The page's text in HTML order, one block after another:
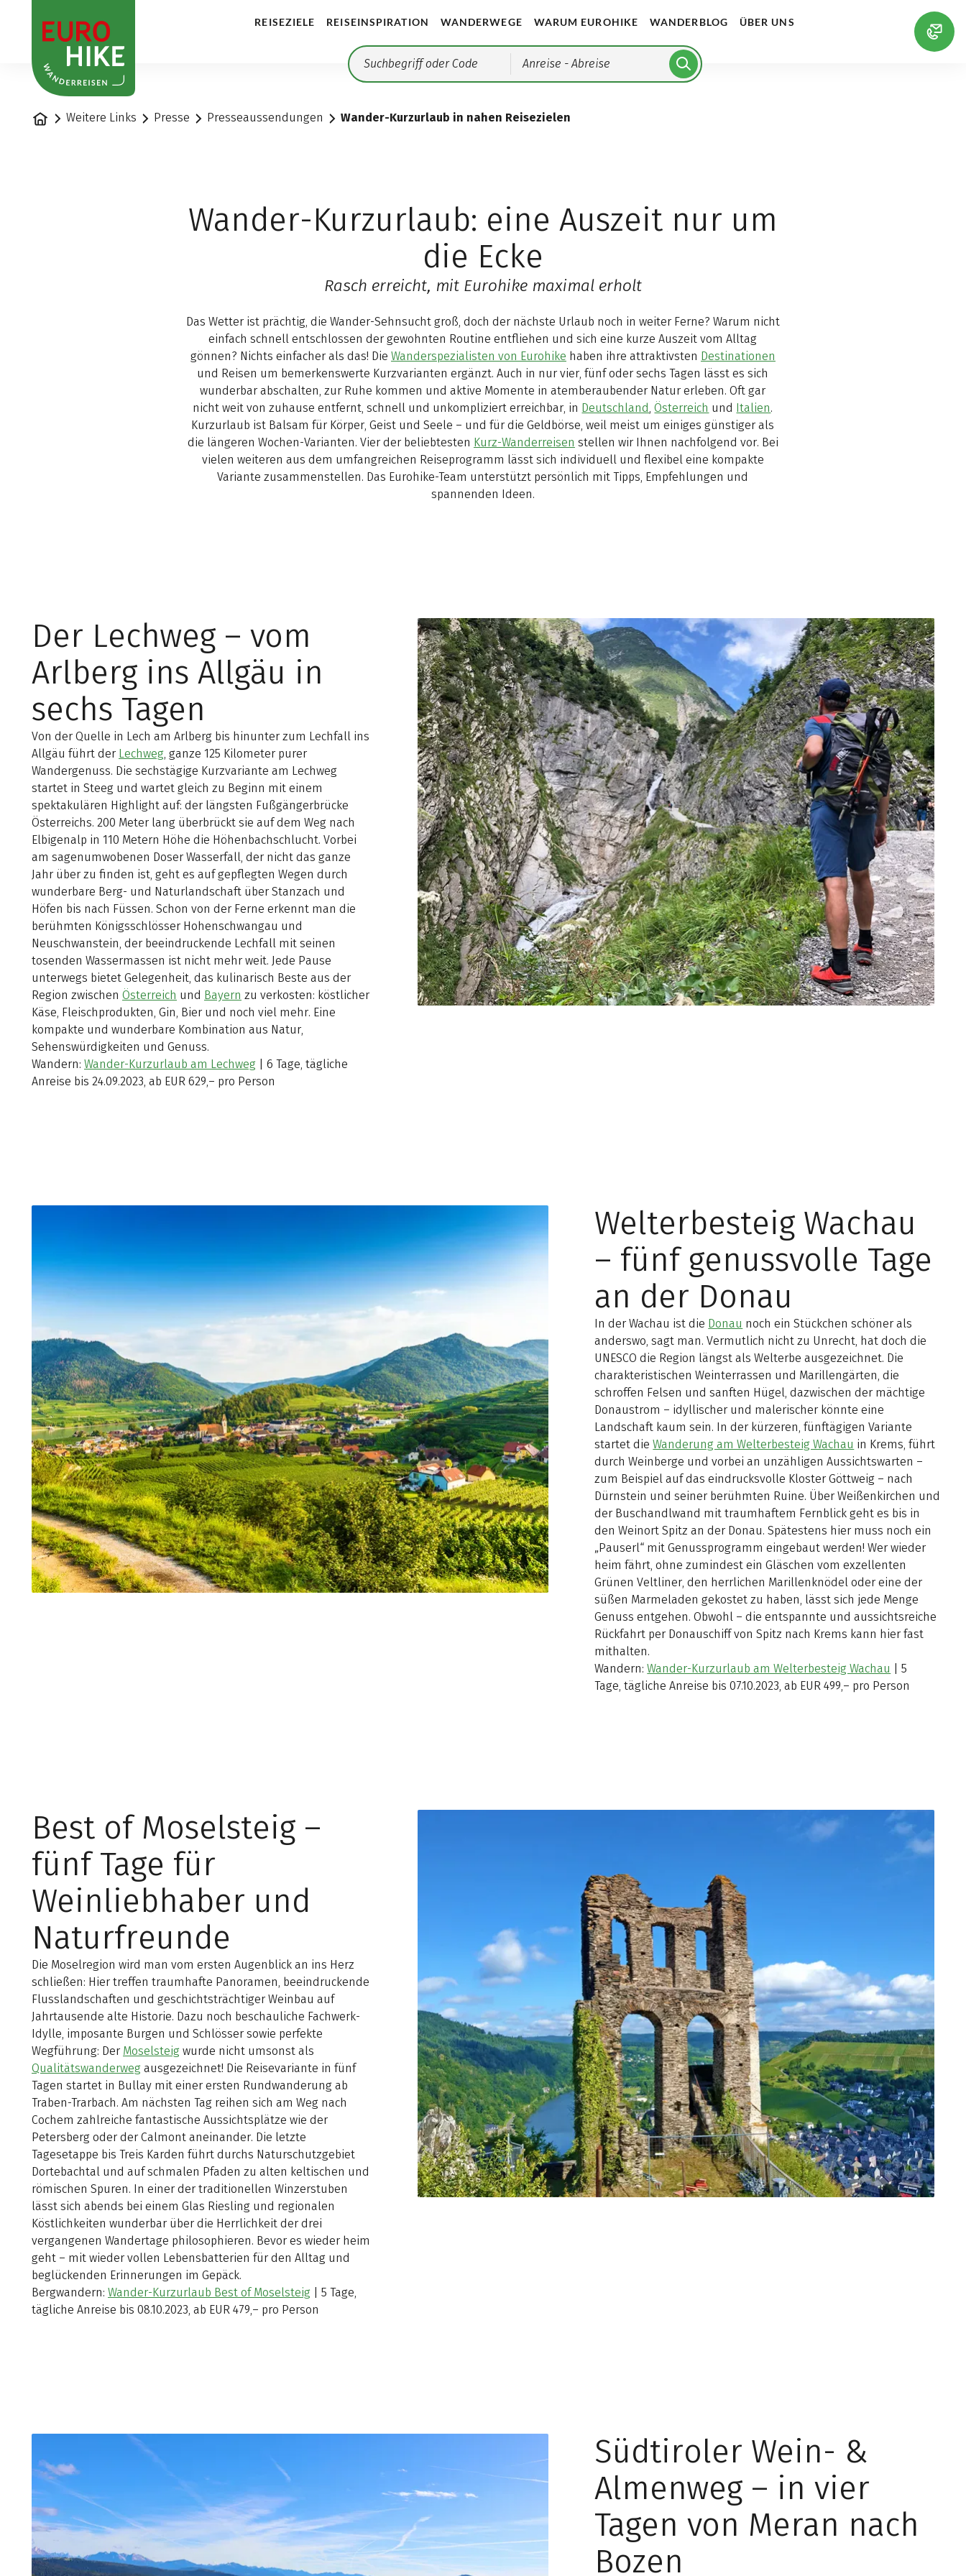
REISEZIELE REISEINSPIRATION WANDERWEGE WARUM EUROHIKE WANDERBLOG ÜBER UNS
Anreise - Abreise
StartseiteWeitere Links Presse Presseaussendungen Wander-Kurzurlaub in nahen Reisezielen
Wander-Kurzurlaub: eine Auszeit nur um
die Ecke
Rasch erreicht, mit Eurohike maximal erholt
Das Wetter ist prächtig, die Wander-Sehnsucht groß, doch der nächste Urlaub noch in weiter Ferne? Warum nicht
einfach schnell entschlossen der gewohnten Routine entfliehen und sich eine kurze Auszeit vom Alltag
gönnen? Nichts einfacher als das! Die Wanderspezialisten von Eurohike haben ihre attraktivsten Destinationen
und Reisen um bemerkenswerte Kurzvarianten ergänzt. Auch in nur vier, fünf oder sechs Tagen lässt es sich
wunderbar abschalten, zur Ruhe kommen und aktive Momente in atemberaubender Natur erleben. Oft gar
nicht weit von zuhause entfernt, schnell und unkompliziert erreichbar, in Deutschland,Österreich und Italien.
Kurzurlaub ist Balsam für Körper, Geist und Seele – und für die Geldbörse, weil meist um einiges günstiger als
die längeren Wochen-Varianten. Vier der beliebtesten Kurz-Wanderreisen stellen wir Ihnen nachfolgend vor. Bei
vielen weiteren aus dem umfangreichen Reiseprogramm lässt sich individuell und flexibel eine kompakte
Variante zusammenstellen. Das Eurohike-Team unterstützt persönlich mit Tipps, Empfehlungen und
spannenden Ideen.
Der Lechweg – vom
Arlberg ins Allgäu in
sechs Tagen
Von der Quelle in Lech am Arlberg bis hinunter zum Lechfall ins
Allgäu führt der Lechweg, ganze 125 Kilometer purer
Wandergenuss. Die sechstägige Kurzvariante am Lechweg
startet in Steeg und wartet gleich zu Beginn mit einem
spektakulären Highlight auf: der längsten Fußgängerbrücke
Österreichs. 200 Meter lang überbrückt sie auf dem Weg nach
Elbigenalp in 110 Metern Höhe die Höhenbachschlucht. Vorbei
am sagenum­wobenen Doser Wasserfall, der nicht das ganze
Jahr über zu finden ist, geht es auf gepflegten Wegen durch
wunderbare Berg- und Naturlandschaft über Stanzach und
Höfen bis nach Füssen. Schon von der Ferne erkennt man die
berühmten Königsschlösser Hohenschwangau und
Neuschwanstein, der beeindruckende Lechfall mit seinen
tosenden Wassermassen ist nicht mehr weit. Jede Pause
unterwegs bietet Gelegenheit, das kulinarisch Beste aus der
Region zwischen Österreich und Bayern zu verkosten: köstlicher
Käse, Fleischprodukten, Gin, Bier und noch viel mehr. Eine
kompakte und wunderbare Kombination aus Natur,
Sehenswürdigkeiten und Genuss.
Wandern: Wander-Kurzurlaub am Lechweg | 6 Tage, tägliche
Anreise bis 24.09.2023, ab EUR 629,– pro Person
Welterbesteig Wachau
– fünf genussvolle Tage
an der Donau
In der Wachau ist die Donau noch ein Stückchen schöner als
anderswo, sagt man. Vermutlich nicht zu Unrecht, hat doch die
UNESCO die Region längst als Welterbe ausgezeichnet. Die
charakteristischen Weinterrassen und Marillengärten, die
schroffen Felsen und sanften Hügel, dazwischen der mächtige
Donaustrom – idyllischer und malerischer könnte eine
Landschaft kaum sein. In der kürzeren, fünftägigen Variante
startet dieWanderung am Welterbesteig Wachau in Krems, führt
durch Weinberge und vorbei an unzähligen Aussichtswarten –
zum Beispiel auf das eindrucksvolle Kloster Göttweig – nach
Dürnstein und seiner berühmten Ruine. Über Weißenkirchen und
der Buschandlwand mit traumhaftem Fernblick geht es bis in
den Weinort Spitz an der Donau. Spätestens hier muss noch ein
„Pauserl“ mit Genussprogramm eingebaut werden! Wer wieder
heim fährt, ohne zumindest ein Gläschen vom exzellenten
Grünen Veltliner, den herrlichen Marillenknödel oder eine der
süßen Marmeladen gekostet zu haben, lässt sich jede Menge
Genuss entgehen. Obwohl – die entspannte und aussichtsreiche
Rückfahrt per Donauschiff von Spitz nach Krems kann hier fast
mithalten.
Wandern:Wander-Kurzurlaub am Welterbesteig Wachau
| 5
Tage, tägliche Anreise bis 07.10.2023, ab EUR 499,– pro Person
Best of Moselsteig –
fünf Tage für
Weinliebhaber und
Naturfreunde
Die Moselregion wird man vom ersten Augenblick an ins Herz
schließen: Hier treffen traumhafte Panoramen, beeindruckende
Flusslandschaften und geschichtsträchtiger Weinbau auf
Jahrtausende alte Historie. Dazu noch beschauliche Fachwerk-
Idylle, imposante Burgen und Schlösser sowie perfekte
Wegführung: Der Moselsteig wurde nicht umsonst als
Qualitätswanderweg ausgezeichnet! Die Reisevariante in fünf
Tagen startet in Bullay mit einer ersten Rundwanderung ab
Traben-Trarbach. Am nächsten Tag reihen sich am Weg nach
Cochem zahlreiche fantastische Aussichtsplätze wie der
Petersberg oder der Calmont aneinander. Die letzte
Tagesetappe bis Treis Karden führt durchs Naturschutzgebiet
Dortebachtal und auf schmalen Pfaden zu alten keltischen und
römischen Spuren. In einer der traditionellen Winzerstuben
lässt sich abends bei einem Glas Riesling und regionalen
Köstlichkeiten wunderbar über die Herrlichkeit der drei
vergangenen Wandertage philosophieren. Bevor es wieder heim
geht – mit wieder vollen Lebensbatterien für den Alltag und
beglückenden Erinnerungen im Gepäck.
Bergwandern: Wander-Kurzurlaub Best of Moselsteig | 5 Tage,
tägliche Anreise bis 08.10.2023, ab EUR 479,– pro Person
Südtiroler Wein- &
Almenweg – in vier
Tagen von Meran nach
Bozen